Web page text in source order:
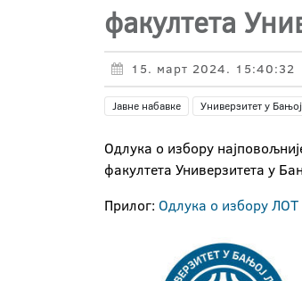
факултета
15. март 2024. 15:40:32
Јавне набавке Универзитет у
Одлука о избору
факултета Универзитета у
Прилог: Одлука о избору ЛОТ